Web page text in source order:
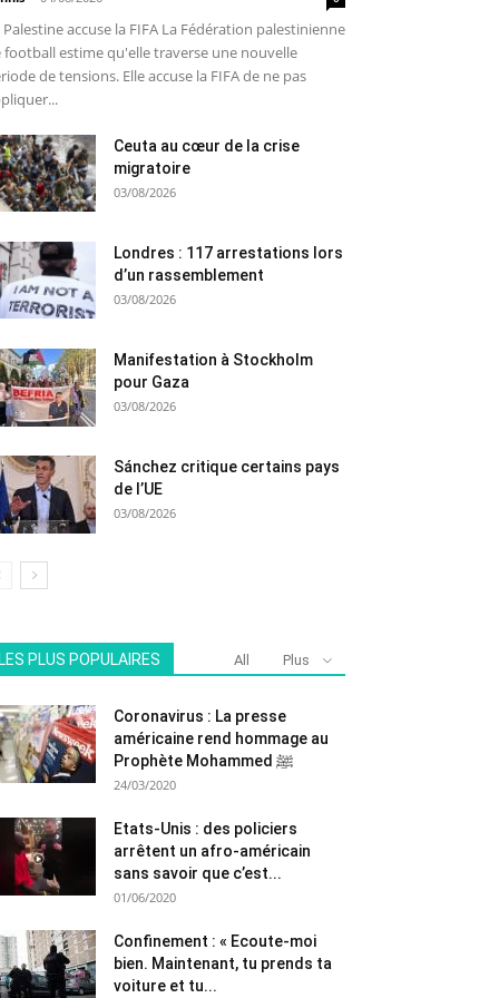
Palestine accuse la FIFA La Fédération palestinienne
football estime qu'elle traverse une nouvelle
de tensions. Elle accuse la FIFA de ne pas
Ceuta au cœur de la crise
migratoire
03/08/2026
Londres : 117 arrestations lors
d’un rassemblement
03/08/2026
Manifestation à Stockholm
pour Gaza
03/08/2026
Sánchez critique certains pays
de l’UE
03/08/2026
LES PLUS POPULAIRES All Plus
Coronavirus : La presse
américaine rend hommage au
Prophète Mohammed ﷺ
24/03/2020
Etats-Unis : des policiers
arrêtent un afro-américain
sans savoir que c’est...
01/06/2020
Confinement : « Ecoute-moi
bien. Maintenant, tu prends ta
voiture et tu...